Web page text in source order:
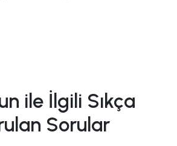
ile İlgili Sıkça
Sorular